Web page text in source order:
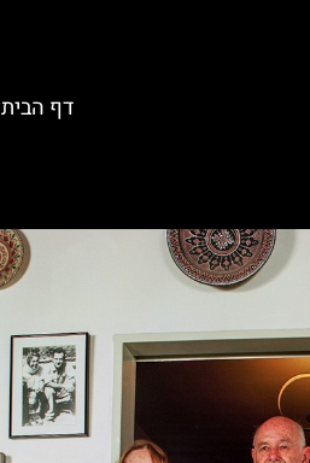
דף הבית